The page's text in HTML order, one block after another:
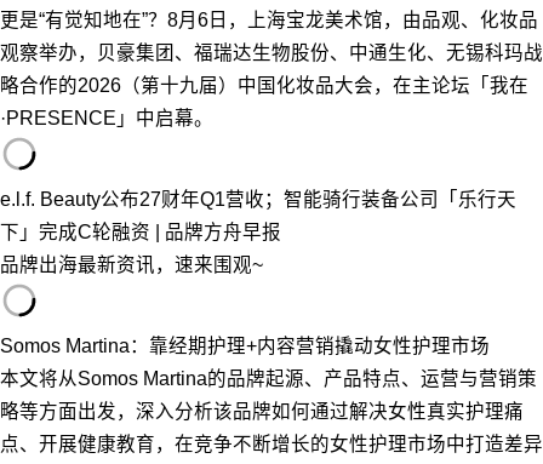
更是“有觉知地在”？8月6日，上海宝龙美术馆，由品观、化妆品
观察举办，贝豪集团、福瑞达生物股份、中通生化、无锡科玛战
略合作的2026（第十九届）中国化妆品大会，在主论坛「我在
·PRESENCE」中启幕。
e.l.f. Beauty公布27财年Q1营收；智能骑行装备公司「乐行天
下」完成C轮融资 | 品牌方舟早报
品牌出海最新资讯，速来围观~
Somos Martina：靠经期护理+内容营销撬动女性护理市场
本文将从Somos Martina的品牌起源、产品特点、运营与营销策
略等方面出发，深入分析该品牌如何通过解决女性真实护理痛
点、开展健康教育，在竞争不断增长的女性护理市场中打造差异